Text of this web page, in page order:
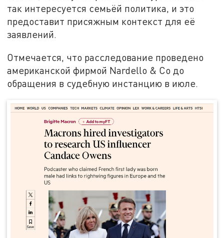
так интересуется семьёй политика, и это
предоставит присяжным контекст для её
заявлений.
Отмечается, что расследование проведено
американской фирмой Nardello & Co до
обращения в судебную инстанцию в июле.